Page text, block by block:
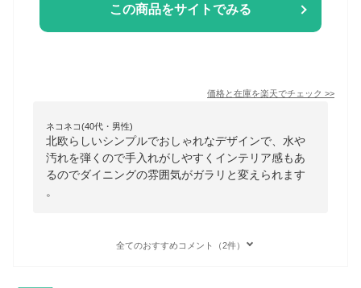
この商品をサイトでみる
価格と在庫を楽天でチェック >>
ネコネコ(40代・男性)
北欧らしいシンプルでおしゃれなデザインで、水や
汚れを弾くので手入れがしやすくインテリア感もあ
るのでダイニングの雰囲気がガラリと変えられます
。
全てのおすすめコメント（2件）